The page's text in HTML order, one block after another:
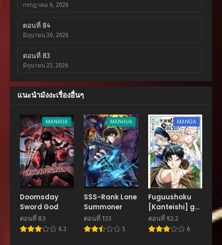
กรกฎาคม 6, 2026
ตอนที่ 84
มิถุนายน 30, 2026
ตอนที่ 83
มิถุนายน 23, 2026
ตอนที่ 82
มิถุนายน 14, 2026
ตอนที่ 81
พฤษภาคม 30, 2026
ตอนที่ 80
พฤษภาคม 30, 2026
ตอนที่ 79
พฤษภาคม 30, 2026
ตอนที่ 78
พฤษภาคม 30, 2026
แนะนำมังงะเรื่องอื่นๆ
MANHUA
Doomsday
Sword God
ตอนที่ 83
6.3
MANHUA
SSS-Rank Lone
Summoner
ตอนที่ 133
5
MANGA
Fuguushoku
[Kanteishi] ga
Jitsu wa
Saikyou Datta
ตอนที่ 92.2
6